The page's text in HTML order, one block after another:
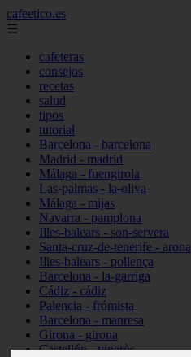
cafeetico.es
☰
cafeteras
consejos
recetas
salud
tipos
tutorial
Barcelona - barcelona
Madrid - madrid
Málaga - fuengirola
Las-palmas - la-oliva
Málaga - mijas
Navarra - pamplona
Illes-balears - son-servera
Santa-cruz-de-tenerife - arona
Illes-balears - pollença
Barcelona - la-garriga
Cádiz - cádiz
Palencia - frómista
Barcelona - manresa
Girona - girona
Castellón - vinaròs